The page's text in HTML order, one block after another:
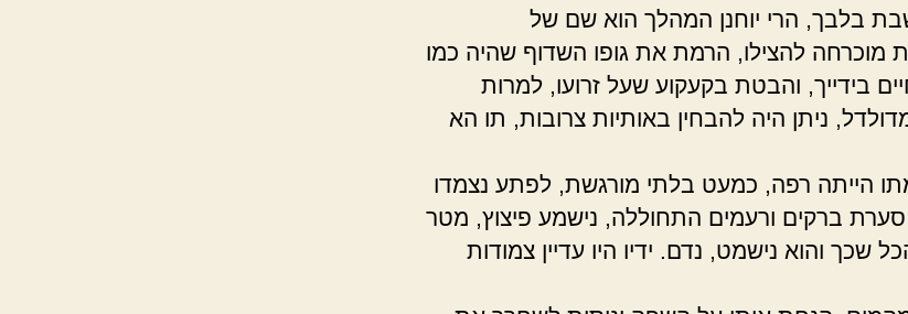
בלבך, הרי יוחנן המהלך הוא שם של
מוכרחה להצילו, הרמת את גופו השדוף שהיה כמו
בידייך, והבטת בקעקוע שעל זרועו, למרות
ניתן היה להבחין באותיות צרובות, תו הא
הייתה רפה, כמעט בלתי מורגשת, לפתע נצמדו
ברקים ורעמים התחוללה, נישמע פיצוץ, מטר
שכך והוא נישמט, נדם. ידיו היו עדיין צמודות